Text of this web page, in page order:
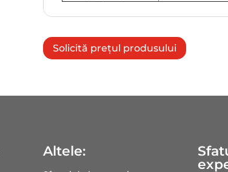
Solicită prețul produsului
Altele: